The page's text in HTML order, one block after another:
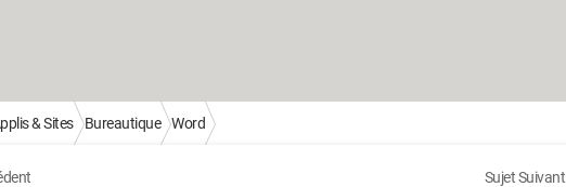
& Sites Bureautique Word
Sujet Suivant